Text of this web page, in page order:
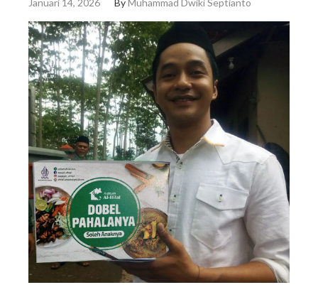
Januari 14, 2026 ByMuhammad Dwiki Septianto